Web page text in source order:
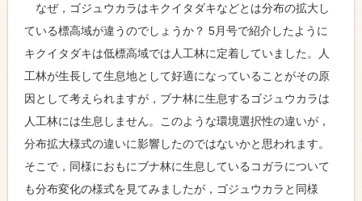
なぜ，ゴジュウカラはキクイタダキなどとは分布の拡大し
ている標高域が違うのでしょうか？ 5月号で紹介したように
キクイタダキは低標高域では人工林に定着していました。人
工林が生長して生息地として好適になっていることがその原
因として考えられますが，ブナ林に生息するゴジュウカラは
人工林には生息しません。このような環境選択性の違いが，
分布拡大様式の違いに影響したのではないかと思われます。
そこで，同様におもにブナ林に生息しているコガラについて
も分布変化の様式を見てみましたが，ゴジュウカラと同様